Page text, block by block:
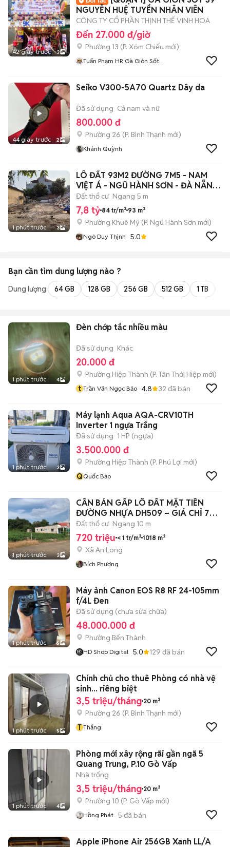
42 giây trước 3
NGUYỄN HUỆ TUYỂN NHÂN VIÊN
CÔNG TY CỔ PHẦN THỊNH THẾ VINH HOA
Đến 27.000 đ/giờ
Phường 13 (P. Xóm Chiếu mới)
Tuấn Phạm HR Gà Giòn Sốt
44 giây trước 2
Seiko V300-5A70 Quartz Dây da
Đã sử dụng Cả nam và nữ
800.000 đ
Phường 26 (P. Bình Thạnh mới)
Khánh Quỳnh
1 phút trước 3
LÔ ĐẤT 93M2 ĐƯỜNG 7M5 - NAM
VIỆT Á - NGŨ HÀNH SƠN - ĐÀ NẴNG,
7TY800
Đất thổ cư Ngang 5 m
7,8 tỷ 84 tr/m² 93 m²
Phường Khuê Mỹ (P. Ngũ Hành Sơn mới)
Ngô Duy Thịnh 5.0
Bạn cần tìm dung lượng nào ?
Dung lượng: 64 GB 128 GB 256 GB 512 GB 1 TB
1 phút trước 4
Đèn chớp tắc nhiều màu
Đã sử dụng Khác
20.000 đ
Phường Hiệp Thành (P. Tân Thới Hiệp mới)
t Trần Văn Ngọc Bảo 4.8 32 đã bán
1 phút trước 3
Máy lạnh Aqua AQA-CRV10TH
Inverter 1 ngựa Trắng
Đã sử dụng 1 HP (ngựa)
3.500.000 đ
Phường Hiệp Thành (P. Phú Lợi mới)
QQuốc Bảo
1 phút trước 3
CẦN BÁN GẤP LÔ ĐẤT MẶT TIỀN
ĐƯỜNG NHỰA DH509 – GIÁ CHỈ 720
TRIỆU
Đất thổ cư Ngang 10 m
720 triệu < 1 tr/m² 1018 m²
Xã An Long
Bích Phượng
1 phút trước 6
Máy ảnh Canon EOS R8 RF 24-105mm
f/4L Đen
Đã sử dụng (chưa sửa chữa)
48.000.000 đ
Phường Bến Thành
HD Shop Digital 5.0 129 đã bán
1 phút trước 5
Chính chủ cho thuê Phòng có nhà vệ
sinh... riêng biệt
3,5 triệu/tháng 20 m²
Phường 26 (P. Bình Thạnh mới)
T Thắng
1 phút trước 4
Phòng mới xây rộng rãi gần ngã 5
Quang Trung, P.10 Gò Vấp
Nhà trống
3,5 triệu/tháng 20 m²
Phường 10 (P. Gò Vấp mới)
Hồng Phát 5 đã bán
Apple iPhone Air 256GB Xanh LL/A